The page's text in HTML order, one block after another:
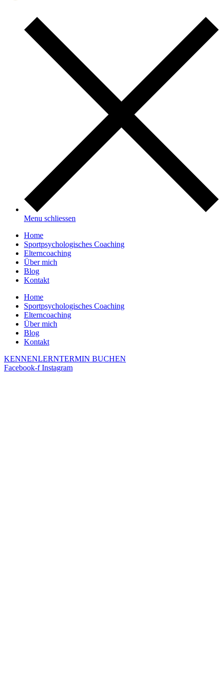
Menu schliessen
Home
Sportpsychologisches Coaching
Elterncoaching
Über mich
Blog
Kontakt
Home
Sportpsychologisches Coaching
Elterncoaching
Über mich
Blog
Kontakt
KENNENLERNTERMIN BUCHEN
Facebook-f Instagram